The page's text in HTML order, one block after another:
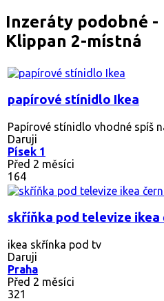
Inzeráty podobné -
Klippan 2-místná
papírové stínidlo Ikea
Papírové stínidlo vhodné spíš
Daruji
Písek 1
Před 2 měsíci
164
skříňka pod televize ikea
ikea skřínka pod tv
Daruji
Praha
Před 2 měsíci
321